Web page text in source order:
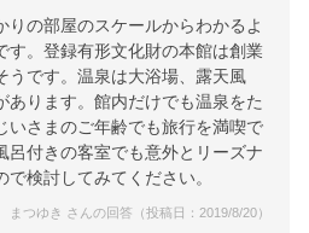
りの部屋のスケールからわかるよ
す。登録有形文化財の本館は創業
うです。温泉は大浴場、露天風
あります。館内だけでも温泉をた
いさまのご年齢でも旅行を満喫で
呂付きの客室でも意外とリーズナ
検討してみてください。
まつゆき さんの回答（投稿日：2019/8/20）